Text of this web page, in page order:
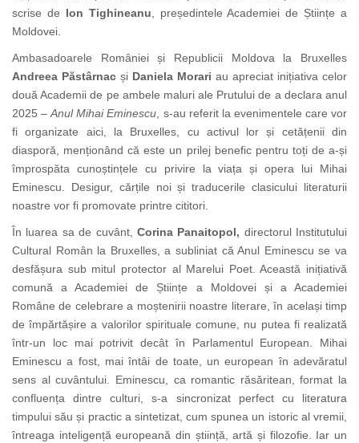
scrise de Ion Tighineanu , președintele Academiei de Științe a
Moldovei.
Ambasadoarele României și Republicii Moldova la Bruxelles
Andreea Păstârnac și Daniela Morari au apreciat inițiativa celor
două Academii de pe ambele maluri ale Prutului de a declara anul
2025 –Anul Mihai Eminescu , s-au referit la evenimentele care vor
fi organizate aici, la Bruxelles, cu activul lor și cetățenii din
diasporă, menționând că este un prilej benefic pentru toți de a-și
împrospăta cunoștințele cu privire la viața șiopera lui Mihai
Eminescu. Desigur, cărțile noi și traducerile clasicului literaturii
noastre vor fi promovate printre cititori.
În luarea sa de cuvânt, Corina Panaitopol, directorul Institutului
Cultural Român la Bruxelles, a subliniat că Anul Eminescu se va
desfășura sub mitul protector al Marelui Poet. Această inițiativă
comună a Academiei de Științe a Moldovei și a Academiei
Române de celebrare a moștenirii noastre literare, în același timp
deîmpărtășire a valorilor spirituale comune, nu putea fi realizată
într-un loc mai potrivit decât în Parlamentul European. Mihai
Eminescu a fost, mai întâi de toate, un european în adevăratul
sens al cuvântului. Eminescu, ca romantic răsăritean, format la
confluența dintre culturi, s-a sincronizat perfect cu literatura
timpului său și practic a sintetizat, cum spunea un istoric al vremii,
întreaga inteligență europeană din știință, artă și filozofie. Iar un